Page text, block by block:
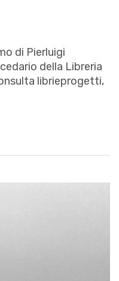
di Pierluigi
della Libreria
librieprogetti,